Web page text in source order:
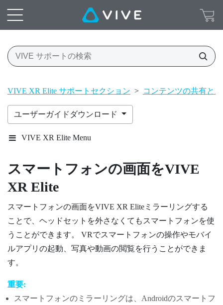
VIVE XR Elite サポートセクション > コンテンツの共有と
ユーザーガイドダウンロード
VIVE XR Elite Menu
スマートフォンの画面をVIVE
XR Elite
スマートフォンの画面をVIVE XR Elite ミラーリングする
ことで、ヘッドセットを外さなくてもスマートフォンを使
うことができます。 VRでスマートフォンの操作やモバイ
ルアプリの起動、写真や動画の閲覧を行うことができま
す。
重要:
スマートフォンのミラーリングは、 Androidのスマートフ